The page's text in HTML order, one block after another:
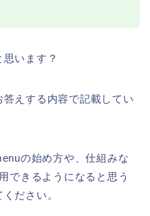
います？
えする内容で記載してい
の始め方や、仕組みな
できるようになると思う
ださい。